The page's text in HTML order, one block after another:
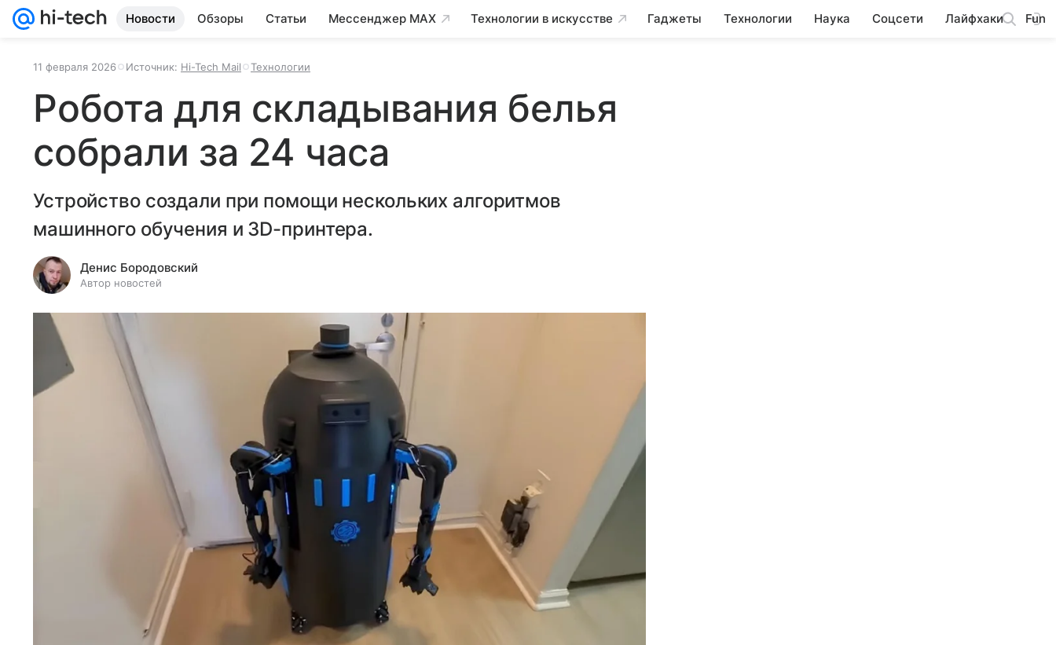
Новости Обзоры Статьи Мессенджер MAX Технологии в искусстве Гаджеты Технологии Наука Соцсети Лайфхаки Fun
11 февраля 2026 Источник: Hi-Tech Mail Технологии
Робота для складывания белья
собрали за 24 часа
Устройство создали при помощи нескольких алгоритмов
машинного обучения и 3D-принтера.
Денис Бородовский
Автор новостей